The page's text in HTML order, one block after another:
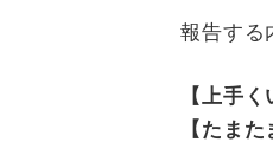
報告する
【上手く
【たま